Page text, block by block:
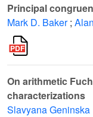
Principal
Mark D. Baker ;
On arithmetic
characterizations
Slavyana Geninska